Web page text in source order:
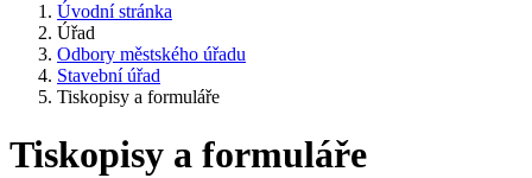
Úvodní stránka
Úřad
Odbory městského úřadu
Stavební úřad
Tiskopisy a formuláře
Tiskopisy a formuláře